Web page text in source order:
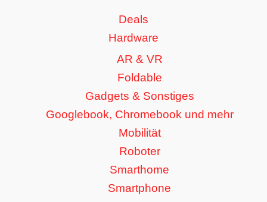
Deals
Hardware
AR & VR
Foldable
Gadgets & Sonstiges
Googlebook, Chromebook und mehr
Mobilität
Roboter
Smarthome
Smartphone